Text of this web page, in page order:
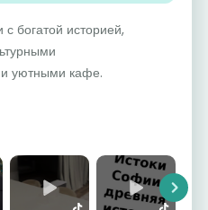
богатой историей,
и уютными кафе.
Next